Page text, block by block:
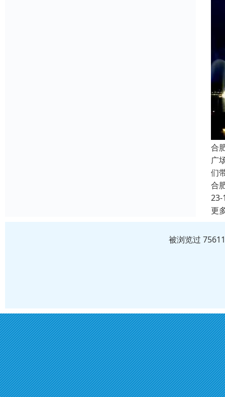
合
广
们
合
23-
更
被浏览过